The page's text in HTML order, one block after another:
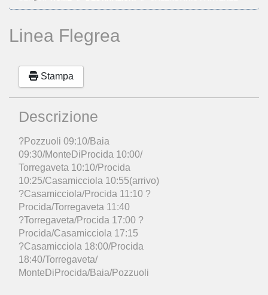
Linea Flegrea
Stampa
Descrizione
?Pozzuoli 09:10/Baia
09:30/MonteDiProcida 10:00/
Torregaveta 10:10/Procida
10:25/Casamicciola 10:55(arrivo)
?Casamicciola/Procida 11:10 ?
Procida/Torregaveta 11:40
?Torregaveta/Procida 17:00 ?
Procida/Casamicciola 17:15
?Casamicciola 18:00/Procida
18:40/Torregaveta/
MonteDiProcida/Baia/Pozzuoli